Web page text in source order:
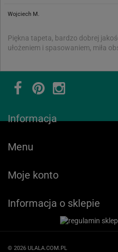
Wojciech M.
Piękna tapeta, bardzo dobrej
ułożeniem i spasowaniem, miła
Informacja
Menu
Moje konto
Informacja o sklepie
© 2026 ULALA.COM.PL